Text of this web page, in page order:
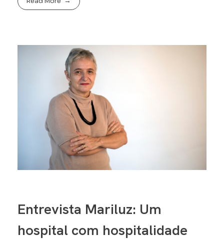
Entrevista Mariluz: Um
hospital com hospitalidade